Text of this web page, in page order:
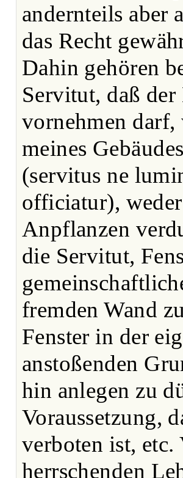
andernteils aber
das Recht
Dahin gehören
Servitut, daß
vornehmen
meines
(servitus ne
officiatur),
Anpflanzen
die Servitut,
fremden Wand
Fenster in der
anstoßenden
hin anlegen zu
Voraussetzung,
verboten ist,
herrschenden